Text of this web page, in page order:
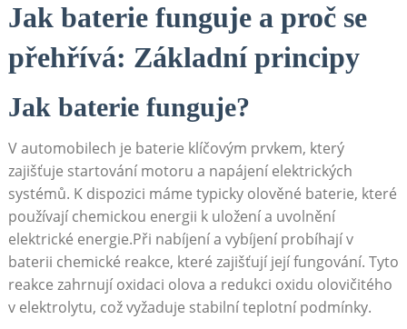
Jak baterie funguje a proč se
přehřívá: Základní principy
Jak baterie funguje?
V automobilech je baterie klíčovým prvkem,‍ který
zajišťuje ​startování motoru a napájení elektrických
systémů. K dispozici máme typicky olověné baterie,​ které​
používají chemickou energii k uložení‌ a uvolnění
elektrické energie.Při nabíjení a vybíjení probíhají v
baterii chemické reakce, které zajišťují její fungování. Tyto
reakce zahrnují ​oxidaci olova a redukci oxidu olovičitého
v elektrolytu, což ‍vyžaduje stabilní teplotní podmínky.